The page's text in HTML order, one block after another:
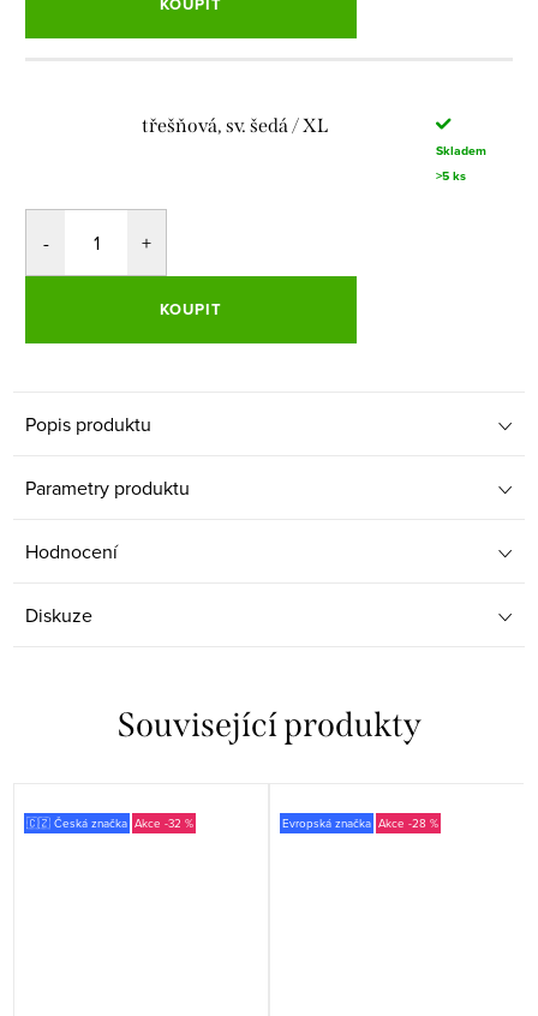
třešňová, sv. šedá / XL
Skladem
>5 ks
KOUPIT
Popis produktu
Parametry produktu
Hodnocení
Diskuze
Související produkty
🇨🇿 Česká značka -32 % Evropská značka -28 %